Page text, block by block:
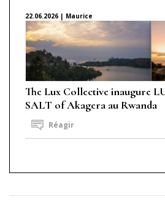
22.06.2026 | Maurice
The Lux Collective inaugure
SALT of Akagera au Rwanda
Réagir